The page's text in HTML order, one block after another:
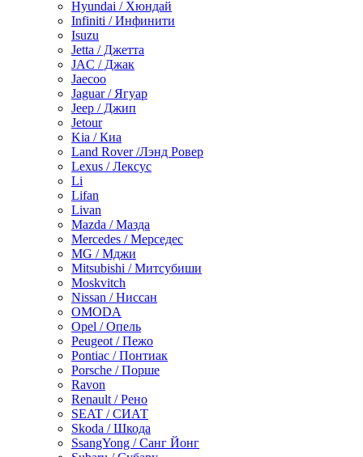
Hyundai / Хюндай
Infiniti / Инфинити
Isuzu
Jetta / Джетта
JAC / Джак
Jaecoo
Jaguar / Ягуар
Jeep / Джип
Jetour
Kia / Киа
Land Rover /Лэнд Ровер
Lexus / Лексус
Li
Lifan
Livan
Mazda / Мазда
Mercedes / Мерседес
MG / Мджи
Mitsubishi / Митсубиши
Moskvitch
Nissan / Ниссан
OMODA
Opel / Опель
Peugeot / Пежо
Pontiac / Понтиак
Porsche / Порше
Ravon
Renault / Рено
SEAT / СИАТ
Skoda / Шкода
SsangYong / Санг Йонг